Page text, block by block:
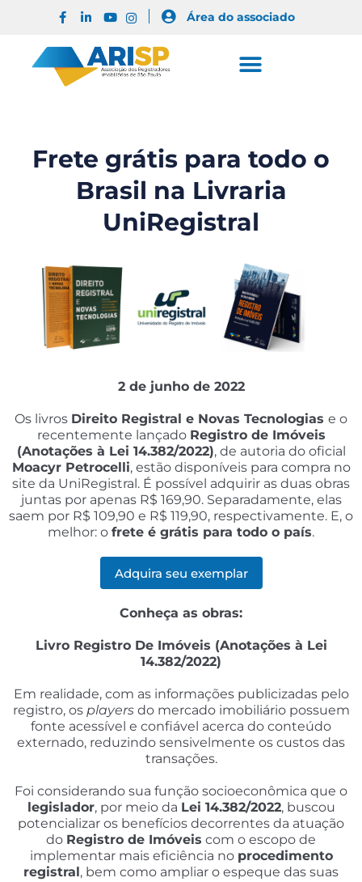
Área do associado
Frete grátis para todo o
Brasil na Livraria
UniRegistral
2 de junho de 2022
Os livros Direito Registral e Novas Tecnologias e o
recentemente lançado Registro de Imóveis
(Anotações à Lei 14.382/2022), de autoria do oficial
Moacyr Petrocelli, estão disponíveis para compra no
site da UniRegistral. É possível adquirir as duas obras
juntas por apenas R$ 169,90. Separadamente, elas
saem por R$ 109,90 e R$ 119,90, respectivamente. E, o
melhor: o frete é grátis para todo o país.
Adquira seu exemplar
Conheça as obras:
Livro Registro De Imóveis (Anotações à Lei
14.382/2022)
Em realidade, com as informações publicizadas pelo
registro, os playersdo mercado imobiliário possuem
fonte acessível e confiável acerca do conteúdo
externado, reduzindo sensivelmente os custos das
transações.
Foi considerando sua função socioeconômica que o
legislador, por meio da Lei 14.382/2022, buscou
potencializar os benefícios decorrentes da atuação
do Registro de Imóveis com o escopo de
implementar mais eficiência no procedimento
registral, bem como ampliar o espeque das suas